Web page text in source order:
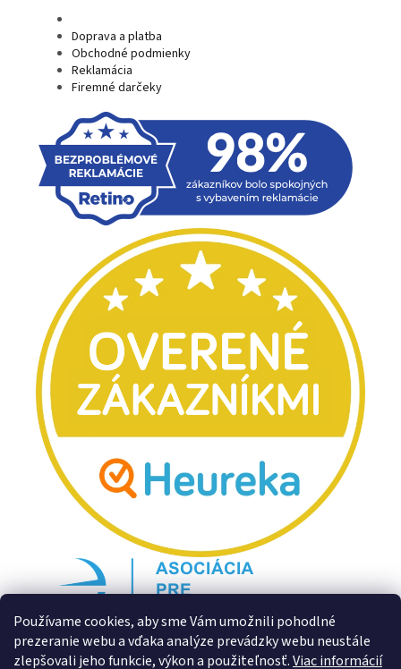
Používame cookies, aby sme Vám umožnili pohodlné
prezeranie webu a vďaka analýze prevádzky webu neustále
zlepšovali jeho funkcie, výkon a použiteľnosť.Viac informácií
Doprava a platba
Obchodné podmienky
Reklamácia
Firemné darčeky